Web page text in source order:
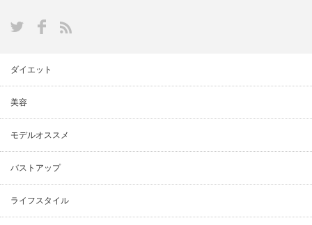
ダイエット
美容
モデルオススメ
バストアップ
ライフスタイル